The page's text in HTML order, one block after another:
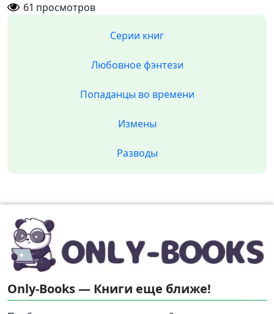
61 просмотров
Серии книг
Любовное фэнтези
Попаданцы во времени
Измены
Разводы
Only-Books — Книги еще ближе!